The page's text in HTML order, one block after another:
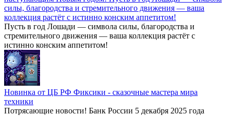
силы, благородства и стремительного движения — ваша
коллекция растёт с истинно конским аппетитом!
Пусть в год Лошади — символа силы, благородства и
стремительного движения — ваша коллекция растёт с
истинно конским аппетитом!
Новинка от ЦБ РФ Фиксики - сказочные мастера мира
техники
Потрясающие новости! Банк России 5 декабря 2025 года